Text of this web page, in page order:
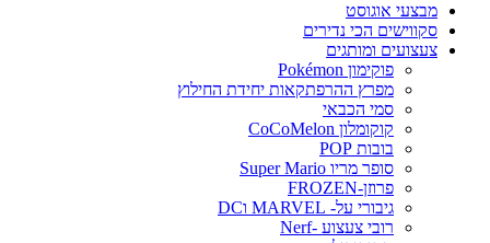
מבצעי אוגוסט
סקווישים הכי נדירים
צעצועים ומותגים
פוקימון Pokémon
מפרץ ההרפתקאות יחידת החילוץ
סמי הכבאי
קוקומלון CoCoMelon
בובות POP
סופר מריו Super Mario
פרוזן-FROZEN
גיבורי על- MARVEL וDC
רובי צעצוע -Nerf